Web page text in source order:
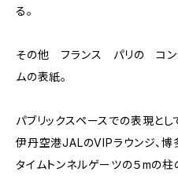
る。
その他 フランス パリの コン
ムの表紙。
パブリックスペースでの表現とし
伊丹空港JALのVIPラウンジ、博
タイムトンネルゲーツの５mの